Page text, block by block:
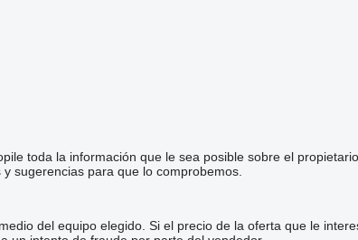
toda la información que le sea posible sobre el
sugerencias para que lo comprobemos.
del equipo elegido. Si el precio de la oferta que le